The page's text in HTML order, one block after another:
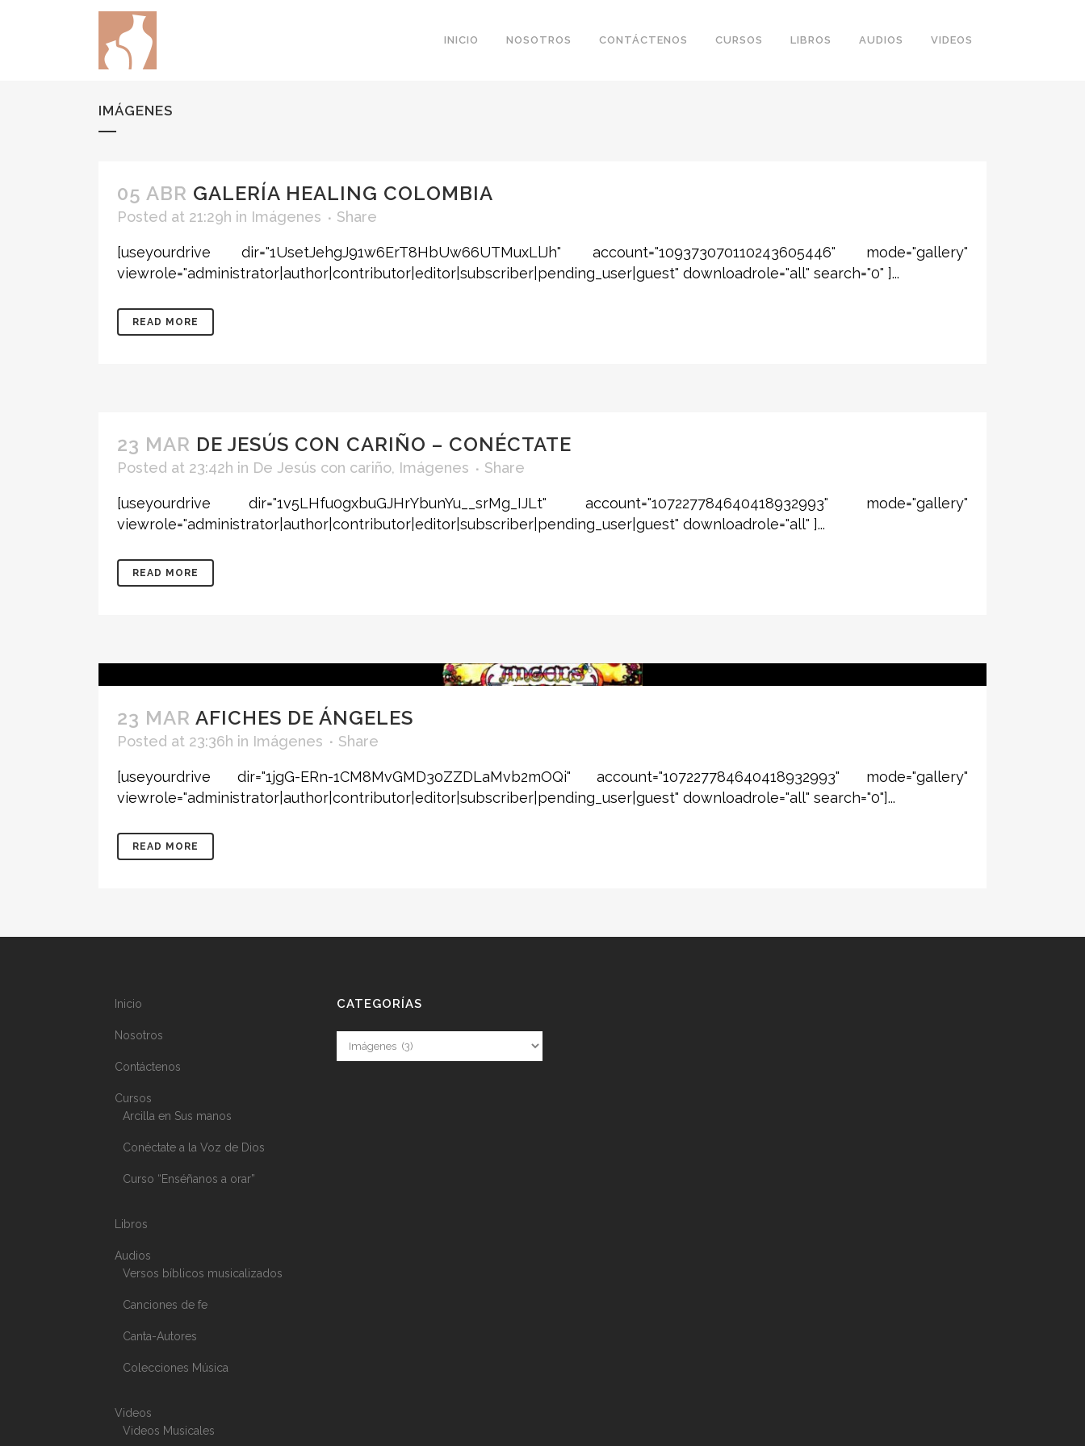
INICIO NOSOTROS CONTÁCTENOS CURSOS LIBROS AUDIOS VIDEOS
IMÁGENES
05 ABR GALERÍA HEALING COLOMBIA
Posted at 21:29h in Imágenes Share
[useyourdrive dir="1UsetJehgJ91w6ErT8HbUw66UTMuxLlJh" account="109373070110243605446" mode="gallery"
viewrole="administrator|author|contributor|editor|subscriber|pending_user|guest" downloadrole="all" search="0" ]...
READ MORE
23 MAR DE JESÚS CON CARIÑO – CONÉCTATE
Posted at 23:42h in De Jesús con cariño, Imágenes Share
[useyourdrive dir="1v5LHfu0gxbuGJHrYbunYu__srMg_IJLt" account="107227784640418932993" mode="gallery"
viewrole="administrator|author|contributor|editor|subscriber|pending_user|guest" downloadrole="all" ]...
READ MORE
23 MAR AFICHES DE ÁNGELES
Posted at 23:36h in Imágenes Share
[useyourdrive dir="1jgG-ERn-1CM8MvGMD30ZZDLaMvb2mOQi" account="107227784640418932993" mode="gallery"
viewrole="administrator|author|contributor|editor|subscriber|pending_user|guest" downloadrole="all" search="0"]...
READ MORE
Inicio
Nosotros
Contáctenos
Cursos
Arcilla en Sus manos
Conéctate a la Voz de Dios
Curso “Enséñanos a orar”
Libros
Audios
Versos bíblicos musicalizados
Canciones de fe
Canta-Autores
Colecciones Música
Videos
Videos Musicales
CATEGORÍAS
Categorías